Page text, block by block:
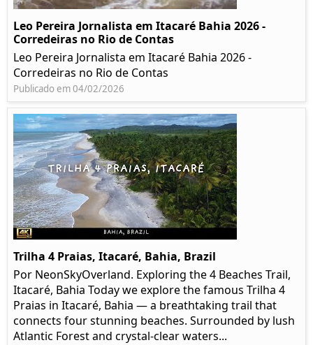
Leo Pereira Jornalista em Itacaré Bahia 2026 -
Corredeiras no Rio de Contas
Leo Pereira Jornalista em Itacaré Bahia 2026 -
Corredeiras no Rio de Contas
Publicado em 04/02/2026
Trilha 4 Praias, Itacaré, Bahia, Brazil
Por NeonSkyOverland. Exploring the 4 Beaches Trail,
Itacaré, Bahia Today we explore the famous Trilha 4
Praias in Itacaré, Bahia — a breathtaking trail that
connects four stunning beaches. Surrounded by lush
Atlantic Forest and crystal-clear waters...